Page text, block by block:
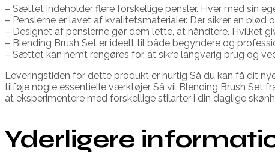
– Sættet indeholder flere forskellige pensler. Hver med sin
– Penslerne er lavet af kvalitetsmaterialer. Der sikrer en
– Designet af penslerne gør dem lette, at håndtere. Hvilket
– Blending Brush Set er ideelt til både begyndere og
– Sættet kan nemt rengøres for, at sikre langvarig brug og
Leveringstiden for dette produkt er hurtig Så du kan få dit
tilføje nogle essentielle værktøjer Så vil Blending Brush Set
at eksperimentere med forskellige stilarter i din daglige
Yderligere